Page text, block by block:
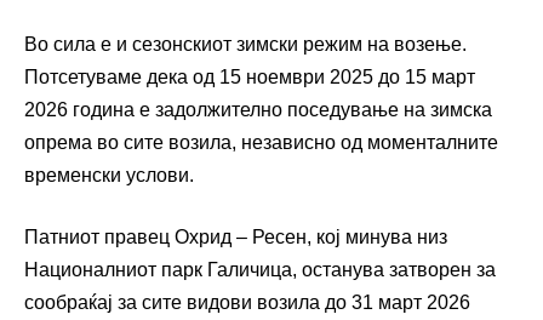
Во сила е и сезонскиот зимски режим на возење.
Потсетуваме дека од 15 ноември 2025 до 15 март
2026 година е задолжително поседување на зимска
опрема во сите возила, независно од моменталните
временски услови.
Патниот правец Охрид – Ресен, кој минува низ
Националниот парк Галичица, останува затворен за
сообраќај за сите видови возила до 31 март 2026